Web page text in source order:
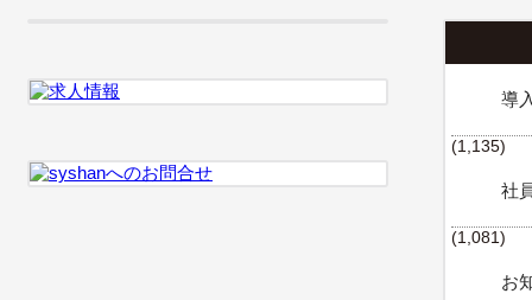
導
(1,135)
社
(1,081)
お